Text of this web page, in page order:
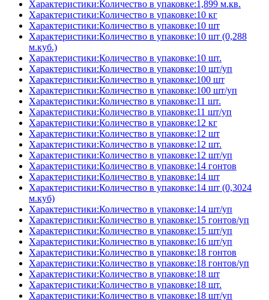
Характеристики:Количество в упаковке:1,899 м.кв.
Характеристики:Количество в упаковке:10 кг
Характеристики:Количество в упаковке:10 шт
Характеристики:Количество в упаковке:10 шт (0,288
м.куб.)
Характеристики:Количество в упаковке:10 шт.
Характеристики:Количество в упаковке:10 шт/уп
Характеристики:Количество в упаковке:100 шт
Характеристики:Количество в упаковке:100 шт/уп
Характеристики:Количество в упаковке:11 шт.
Характеристики:Количество в упаковке:11 шт/уп
Характеристики:Количество в упаковке:12 кг
Характеристики:Количество в упаковке:12 шт
Характеристики:Количество в упаковке:12 шт.
Характеристики:Количество в упаковке:12 шт/уп
Характеристики:Количество в упаковке:14 гонтов
Характеристики:Количество в упаковке:14 шт
Характеристики:Количество в упаковке:14 шт (0,3024
м.куб)
Характеристики:Количество в упаковке:14 шт/уп
Характеристики:Количество в упаковке:15 гонтов/уп
Характеристики:Количество в упаковке:15 шт/уп
Характеристики:Количество в упаковке:16 шт/уп
Характеристики:Количество в упаковке:18 гонтов
Характеристики:Количество в упаковке:18 гонтов/уп
Характеристики:Количество в упаковке:18 шт
Характеристики:Количество в упаковке:18 шт.
Характеристики:Количество в упаковке:18 шт/уп